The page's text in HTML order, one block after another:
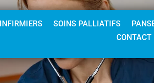
SOINS PALLIATIFS
CONTACT